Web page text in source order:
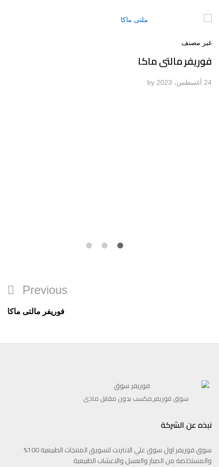
غير مصنف
فوريفر مالتى ماكا
24 أغسطس، 2023
Previous
Post
Previous
فوريفر مالتى ماكا
سوق فوريفر,مكسب بدون مقابل مادى
نبذه عن الشركة
سوق فوريفر اول سوق علي الانترنت لتسويق المنتجات الطبيعية 100%
والمستخلصة من الصبار والعسل والاعشاب الطبيعية